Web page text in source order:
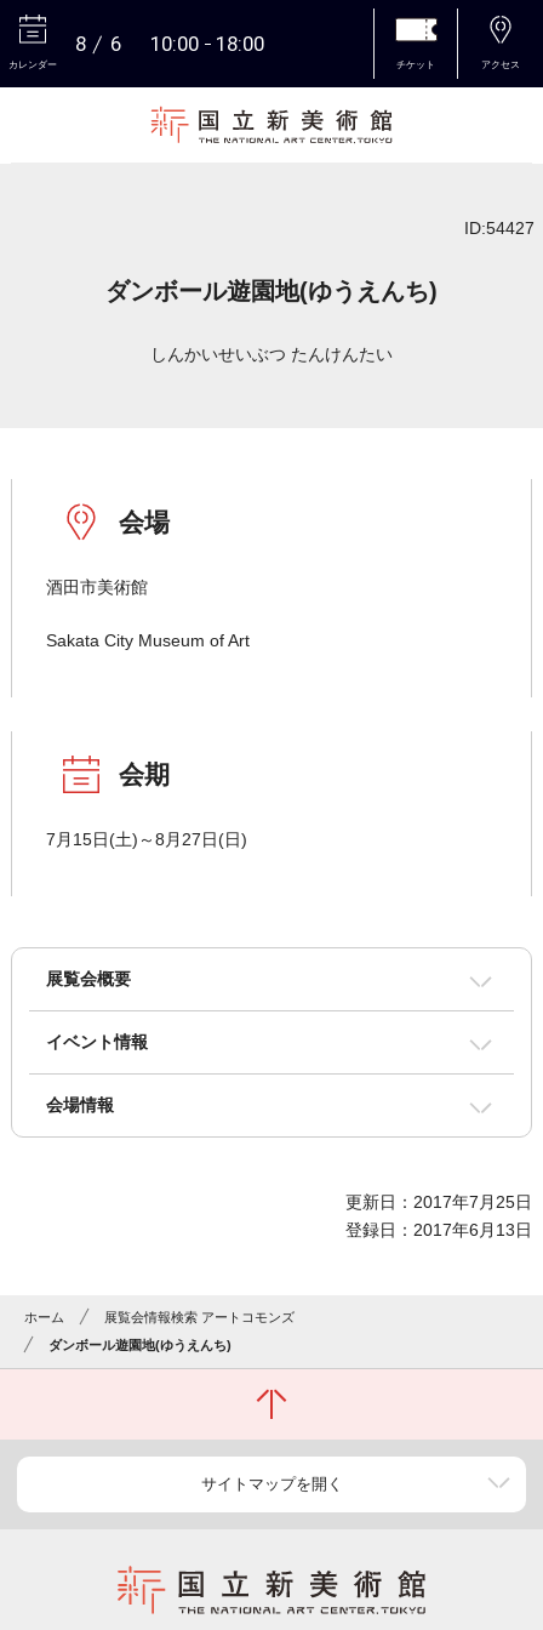
カレンダー
8 6 10:00 18:00
チケット アクセス
ID:54427
ダンボール遊園地(ゆうえんち)
しんかいせいぶつ たんけんたい
会場
酒田市美術館
Sakata City Museum of Art
会期
7月15日(土)～8月27日(日)
展覧会概要
イベント情報
会場情報
更新日：2017年7月25日
登録日：2017年6月13日
ホーム
展覧会情報検索 アートコモンズ
ダンボール遊園地(ゆうえんち)
サイトマップを開く